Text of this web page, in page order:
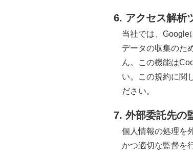
6. アクセス解析
当社では、Google
データの収集のた
ん。この機能は
い。この規約に関
ださい。
7. 外部委託先の
個人情報の処理を
かつ適切な監督を